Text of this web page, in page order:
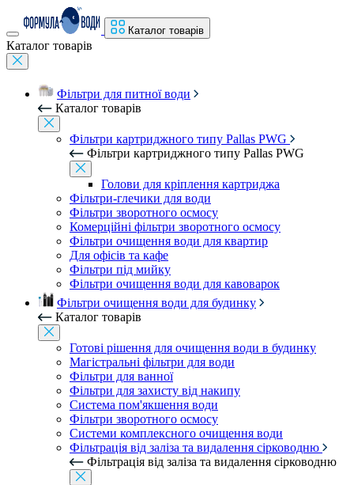
Каталог товарів
Каталог товарів
Фільтри для питної води
Каталог товарів
Фільтри картриджного типу Pallas PWG
Фільтри картриджного типу Pallas PWG
Голови для кріплення картриджа
Фільтри-глечики для води
Фільтри зворотного осмосу
Комерційні фільтри зворотного осмосу
Фільтри очищення води для квартир
Для офісів та кафе
Фільтри під мийку
Фільтри очищення води для кавоварок
Фільтри очищення води для будинку
Каталог товарів
Готові рішення для очищення води в будинку
Магістральні фільтри для води
Фільтри для ванної
Фільтри для захисту від накипу
Система пом'якшення води
Фільтри зворотного осмосу
Системи комплексного очищення води
Фільтрація від заліза та видалення сірководню
Фільтрація від заліза та видалення сірководню